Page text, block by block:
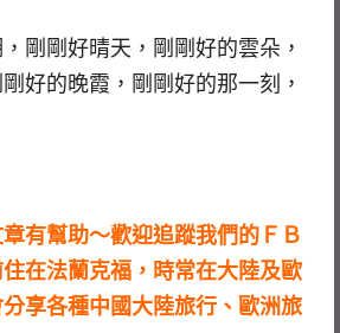
剛剛好晴天，剛剛好的雲朵，
好的晚霞，剛剛好的那一刻，
有幫助～歡迎追蹤我們的ＦＢ
在法蘭克福，時常在大陸及歐
享各種中國大陸旅行、歐洲旅